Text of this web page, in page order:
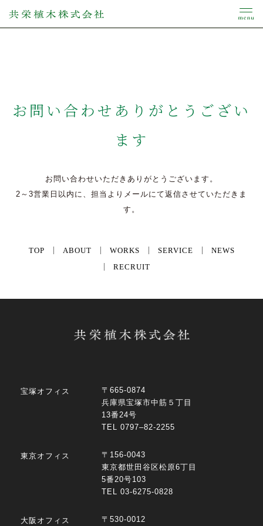
お問い合わせありがとうござい
ます
お問い合わせいただきありがとうございます。
2～3営業日以内に、担当よりメールにて返信させていただきま
す。
TOP ABOUT WORKS SERVICE
NEWS
RECRUIT
宝塚オフィス
〒665-0874
兵庫県宝塚市中筋５丁目
13番24号
TEL 0797–82-2255
東京オフィス
〒156-0043
東京都世田谷区松原6丁目
5番20号103
TEL 03-6275-0828
大阪オフィス 〒530-0012